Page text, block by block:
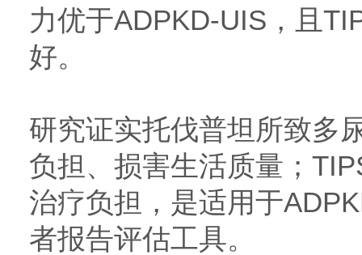
力优于ADPKD-UIS，且
好。
研究证实托伐普坦所致多
负担、损害生活质量；
治疗负担，是适用于
者报告评估工具。